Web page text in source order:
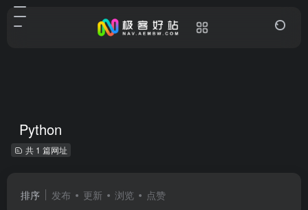
Python
共 1 篇网址
排序 发布 更新 浏览 点赞